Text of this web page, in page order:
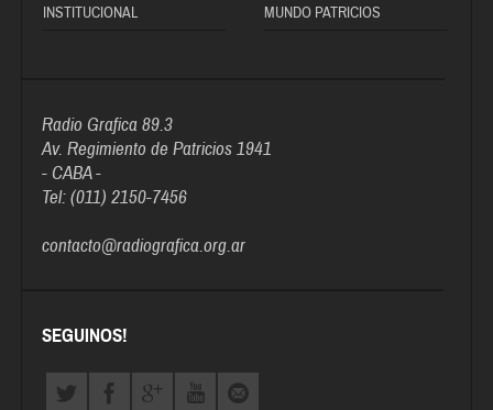
INSTITUCIONAL MUNDO PATRICIOS
Radio Grafica 89.3
Av. Regimiento de Patricios 1941
- CABA -
Tel: (011) 2150-7456
contacto@radiografica.org.ar
SEGUINOS!